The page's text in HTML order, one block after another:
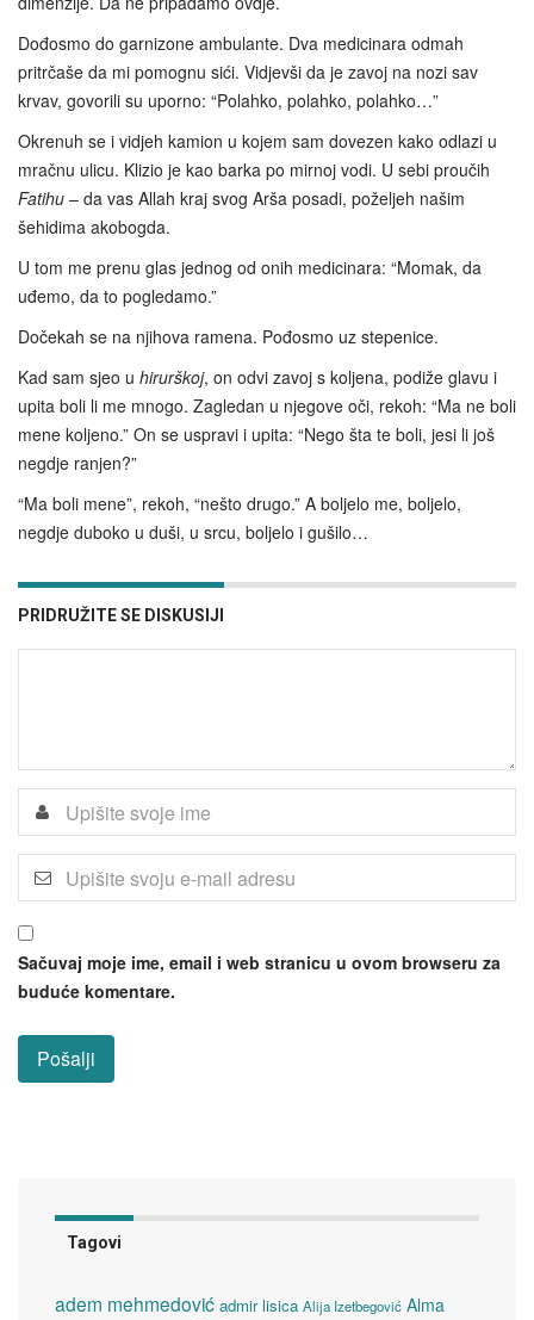
Dođosmo do garnizone ambulante. Dva medicinara odmah
pritrčaše da mi pomognu sići. Vidjevši da je zavoj na nozi sav
krvav, govorili su uporno: “Polahko, polahko, polahko…”
Okrenuh se i vidjeh kamion u kojem sam dovezen kako odlazi u
mračnu ulicu. Klizio je kao barka po mirnoj vodi. U sebi proučih
Fatihu – da vas Allah kraj svog Arša posadi, poželjeh našim
šehidima akobogda.
U tom me prenu glas jednog od onih medicinara: “Momak, da
uđemo, da to pogledamo.”
Dočekah se na njihova ramena. Pođosmo uz stepenice.
Kad sam sjeo u hirurškoj, on odvi zavoj s koljena, podiže glavu i
upita boli li me mnogo. Zagledan u njegove oči, rekoh: “Ma ne boli
mene koljeno.” On se uspravi i upita: “Nego šta te boli, jesi li još
negdje ranjen?”
“Ma boli mene”, rekoh, “nešto drugo.” A boljelo me, boljelo,
negdje duboko u duši, u srcu, boljelo i gušilo…
PRIDRUŽITE SE DISKUSIJI
Sačuvaj moje ime, email i web stranicu u ovom browseru za
buduće komentare.
Tagovi
adem mehmedović admir lisica Alija Izetbegović Alma